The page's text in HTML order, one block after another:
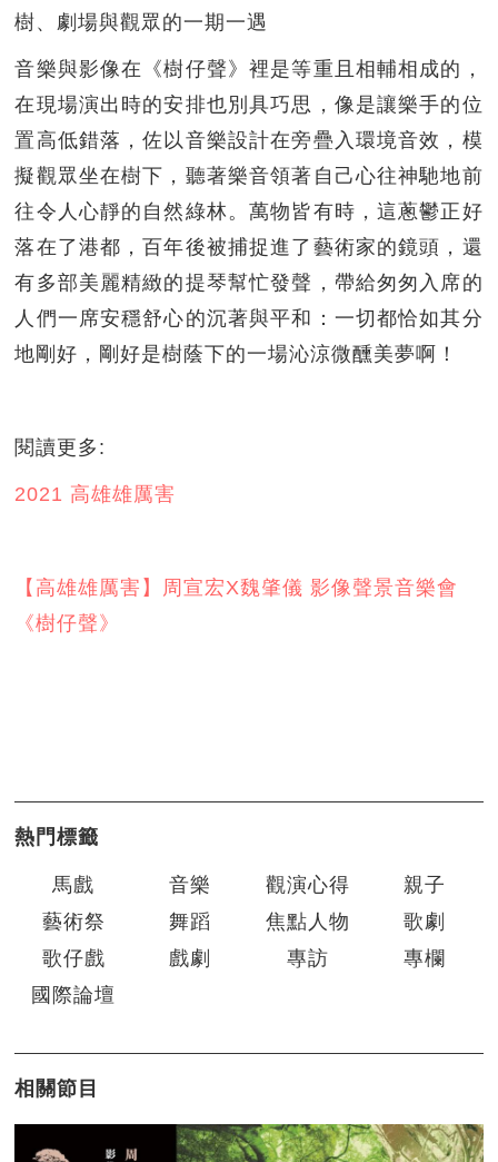
樹、劇場與觀眾的一期一遇
音樂與影像在《樹仔聲》裡是等重且相輔相成的，
在現場演出時的安排也別具巧思，像是讓樂手的位
置高低錯落，佐以音樂設計在旁疊入環境音效，模
擬觀眾坐在樹下，聽著樂音領著自己心往神馳地前
往令人心靜的自然綠林。萬物皆有時，這蔥鬱正好
落在了港都，百年後被捕捉進了藝術家的鏡頭，還
有多部美麗精緻的提琴幫忙發聲，帶給匆匆入席的
人們一席安穩舒心的沉著與平和：一切都恰如其分
地剛好，剛好是樹蔭下的一場沁涼微醺美夢啊！
閱讀更多:
2021 高雄雄厲害
【高雄雄厲害】周宣宏X魏肇儀 影像聲景音樂會
《樹仔聲》
熱門標籤
馬戲 音樂 觀演心得
親子
藝術祭
舞蹈 焦點人物
歌劇
歌仔戲
戲劇 專訪
專欄
國際論壇
相關節目